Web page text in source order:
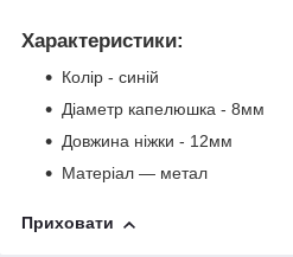
Характеристики:
Колір - синій
Діаметр капелюшка - 8мм
Довжина ніжки - 12мм
Матеріал — метал
Приховати